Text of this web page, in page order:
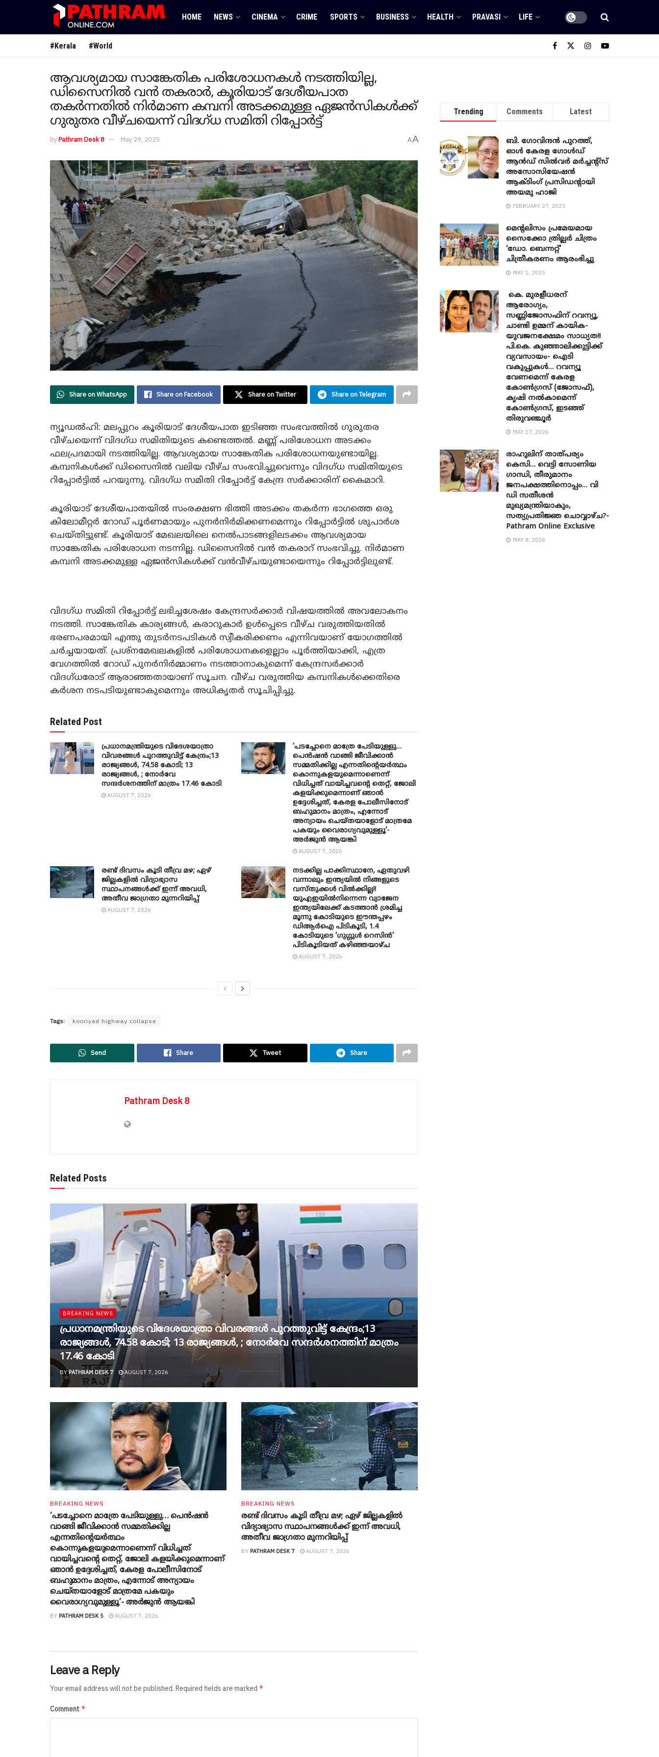
HOME NEWS CINEMA CRIME SPORTS BUSINESS HEALTH PRAVASI LIFE
#Kerala #World
ആവശ്യമായ സാങ്കേതിക പരിശോധനകൾ നടത്തിയില്ല,
ഡിസൈനില്‍ വൻ തകരാർ, കൂരിയാട് ദേശീയപാത
തകർന്നതിൽ നിര്‍മാണ കമ്പനി അടക്കമുള്ള ഏജന്‍സികള്‍ക്ക്
ഗുരുതര വീഴ്ചയെന്ന് വിദഗ്ധ സമിതി റിപ്പോർട്ട്
byPathram Desk 8 May 29, 2025 AA
Share on WhatsApp Share on Facebook Share on Twitter Share on Telegram
ന്യൂഡല്‍ഹി: മലപ്പുറം കൂരിയാട് ദേശീയപാത ഇടിഞ്ഞ സംഭവത്തില്‍ ഗുരുതര
വീഴ്ചയെന്ന് വിദഗ്ധ സമിതിയുടെ കണ്ടെത്തല്‍. മണ്ണ് പരിശോധന അടക്കം
ഫലപ്രദമായി നടത്തിയില്ല. ആവശ്യമായ സാങ്കേതിക പരിശോധനയുണ്ടായില്ല.
കമ്പനികള്‍ക്ക് ഡിസൈനില്‍ വലിയ വീഴ്ച സംഭവിച്ചുവെന്നും വിദഗ്ധ സമിതിയുടെ
റിപ്പോര്‍ട്ടില്‍ പറയുന്നു. വിദഗ്ധ സമിതി റിപ്പോര്‍ട്ട് കേന്ദ്ര സര്‍ക്കാരിന് കൈമാറി.
കൂരിയാട് ദേശീയപാതയില്‍ സംരക്ഷണ ഭിത്തി അടക്കം തകര്‍ന്ന ഭാഗത്തെ ഒരു
കിലോമീറ്റര്‍ റോഡ് പൂര്‍ണമായും പുനര്‍നിര്‍മിക്കണമെന്നും റിപ്പോര്‍ട്ടില്‍ ശുപാര്‍ശ
ചെയ്തിട്ടുണ്ട്. കൂരിയാട് മേഖലയിലെ നെല്‍പാടങ്ങളിലടക്കം ആവശ്യമായ
സാങ്കേതിക പരിശോധന നടന്നില്ല. ഡിസൈനില്‍ വന്‍ തകരാറ് സംഭവിച്ചു. നിര്‍മാണ
കമ്പനി അടക്കമുള്ള ഏജന്‍സികള്‍ക്ക് വന്‍വീഴ്ചയുണ്ടായെന്നും റിപ്പോര്‍ട്ടിലുണ്ട്.
വിദഗ്ധ സമിതി റിപ്പോര്‍ട്ട് ലഭിച്ചശേഷം കേന്ദ്രസര്‍ക്കാര്‍ വിഷയത്തില്‍ അവലോകനം
നടത്തി. സാങ്കേതിക കാര്യങ്ങള്‍, കരാറുകാര്‍ ഉള്‍പ്പെടെ വീഴ്ച വരുത്തിയതില്‍
ഭരണപരമായി എന്തു തുടര്‍നടപടികള്‍ സ്വീകരിക്കണം എന്നിവയാണ് യോഗത്തില്‍
ചര്‍ച്ചയായത്. പ്രശ്‌നമേഖലകളില്‍ പരിശോധനകളെല്ലാം പൂര്‍ത്തിയാക്കി, എത്ര
വേഗത്തില്‍ റോഡ് പുനര്‍നിര്‍മ്മാണം നടത്താനാകുമെന്ന് കേന്ദ്രസര്‍ക്കാര്‍
വിദഗ്ധരോട് ആരാഞ്ഞതായാണ് സൂചന. വീഴ്ച വരുത്തിയ കമ്പനികള്‍ക്കെതിരെ
കര്‍ശന നടപടിയുണ്ടാകുമെന്നും അധികൃതര്‍ സൂചിപ്പിച്ചു.
Related Post
പ്രധാനമന്ത്രിയുടെ വിദേശയാത്രാ
വിവരങ്ങൾ പുറത്തുവിട്ട് കേന്ദ്രം;13
രാജ്യങ്ങൾ, 74.58 കോടി; 13
രാജ്യങ്ങൾ, ; നോർവേ
സന്ദർശനത്തിന് മാത്രം 17.46 കോടി
AUGUST 7, 2026
‘പടച്ചോനെ മാത്രേ പേടിയുള്ളു…
പെൻഷൻ വാങ്ങി ജീവിക്കാൻ
സമ്മതിക്കില്ല എന്നതിന്റെയർത്ഥം
കൊന്നുകളയുമെന്നാണെന്ന്
വിധിച്ചത് വായിച്ചവന്റെ തെറ്റ്, ജോലി
കളയിക്കുമെന്നാണ് ഞാൻ
ഉദ്ദേശിച്ചത്, കേരള പോലീസിനോട്
ബഹുമാനം മാത്രം, എന്നോട്
അന്യായം ചെയ്തയാളോട് മാത്രമേ
പകയും വൈരാഗ്യവുമുള്ളൂ’-
അർജുൻ ആയങ്കി
AUGUST 7, 2026
രണ്ട് ദിവസം കൂടി തീവ്ര മഴ; ഏഴ്
ജില്ലകളിൽ വിദ്യാഭ്യാസ
സ്ഥാപനങ്ങൾക്ക് ഇന്ന് അവധി,
അതീവ ജാ​ഗ്രതാ മുന്നറിയിപ്പ്
AUGUST 7, 2026
നടക്കില്ല പാക്കിസ്ഥാനേ, ഏതുവഴി
വന്നാലും ഇന്ത്യയിൽ നിങ്ങളുടെ
വസ്തുക്കൾ വിൽക്കില്ല!!
യുഎഇയിൽനിന്നെന്ന വ്യാജേന
ഇന്ത്യയിലേക്ക് കടത്താൻ ശ്രമിച്ച
മൂന്നു കോടിയുടെ ഈന്തപ്പഴം
ഡിആർഐ പിടികൂടി, 1.4
കോടിയുടെ ‘ഗുഗ്ഗുൾ റെസിൻ’
പിടികൂടിയത് കഴിഞ്ഞയാഴ്ച
AUGUST 7, 2026
Tags: kooriyad highway collapse
Send Share Tweet Share
Pathram Desk 8
Related Posts
BREAKING NEWS
പ്രധാനമന്ത്രിയുടെ വിദേശയാത്രാ വിവരങ്ങൾ പുറത്തുവിട്ട് കേന്ദ്രം;13
രാജ്യങ്ങൾ, 74.58 കോടി; 13 രാജ്യങ്ങൾ, ; നോർവേ സന്ദർശനത്തിന് മാത്രം
17.46 കോടി
BY PATHRAM DESK 7 AUGUST 7, 2026
BREAKING NEWS
‘പടച്ചോനെ മാത്രേ പേടിയുള്ളു… പെൻഷൻ
വാങ്ങി ജീവിക്കാൻ സമ്മതിക്കില്ല
എന്നതിന്റെയർത്ഥം
കൊന്നുകളയുമെന്നാണെന്ന് വിധിച്ചത്
വായിച്ചവന്റെ തെറ്റ്, ജോലി കളയിക്കുമെന്നാണ്
ഞാൻ ഉദ്ദേശിച്ചത്, കേരള പോലീസിനോട്
ബഹുമാനം മാത്രം, എന്നോട് അന്യായം
ചെയ്തയാളോട് മാത്രമേ പകയും
വൈരാഗ്യവുമുള്ളൂ’- അർജുൻ ആയങ്കി
BY PATHRAM DESK 5 AUGUST 7, 2026
BREAKING NEWS
രണ്ട് ദിവസം കൂടി തീവ്ര മഴ; ഏഴ് ജില്ലകളിൽ
വിദ്യാഭ്യാസ സ്ഥാപനങ്ങൾക്ക് ഇന്ന് അവധി,
അതീവ ജാ​ഗ്രതാ മുന്നറിയിപ്പ്
BY PATHRAM DESK 7 AUGUST 7, 2026
Leave a Reply
Your email address will not be published. Required fields are marked *
Comment *
Trending Comments Latest
ബി. ​ഗോവിന്ദൻ പുറത്ത്,
ഓൾ കേരള ഗോൾഡ്
ആൻഡ് സിൽവർ മർച്ചന്റ്സ്
അസോസിയേഷൻ
ആക്ടിംഗ് പ്രസിഡന്റായി
അയമു ഹാജി
FEBRUARY 27, 2025
മെന്‍റലിസം പ്രമേയമായ
സൈക്കോ ത്രില്ലർ ചിത്രം
‘ഡോ. ബെന്നറ്റ്’
ചിത്രീകരണം ആരംഭിച്ചു
MAY 1, 2025
കെ. മുരളീധരന്
ആരോഗ്യം,
സണ്ണിജോസഫിന് റവന്യൂ,
ചാണ്ടി ഉമ്മന് കായിക-
യുവജനക്ഷേമം സാധ്യത!!
പി.കെ. കുഞ്ഞാലിക്കുട്ടിക്ക്
വ്യവസായം- ഐടി
വകുപ്പുകൾ… റവന്യൂ
വേണമെന്ന് കേരള
കോൺഗ്രസ് (ജോസഫ്),
കൃഷി നൽകാമെന്ന്
കോൺഗ്രസ്, ഇടഞ്ഞ്
തിരുവഞ്ചൂർ
MAY 17, 2026
രാഹുലിന് താത്പര്യം
കെസി… വെട്ടി സോണിയ ​
ഗാന്ധി, തീരുമാനം
ജനപക്ഷത്തിനൊപ്പം… വി
ഡി സതീശൻ
മുഖ്യമന്ത്രിയാകും,
സത്യപ്രതിജ്ഞ ചൊവ്വാഴ്ച?-
Pathram Online Exclusive
MAY 8, 2026